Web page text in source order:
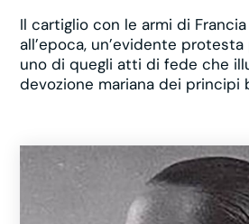
Il cartiglio con le armi di
all’epoca, un’evidente
uno di quegli atti di fede che
devozione mariana dei principi